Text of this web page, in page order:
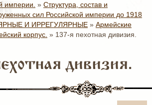
империи. » Структура, состав и
сил Российской империи до 1918
И ИРРЕГУЛЯРНЫЕ » Армейские
корпус. » 137-я пехотная дивизия.
дивизия.